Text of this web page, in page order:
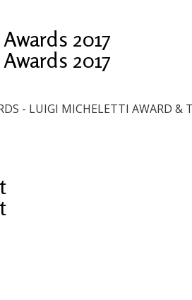
2017
2017
- LUIGI MICHELETTI AWARD